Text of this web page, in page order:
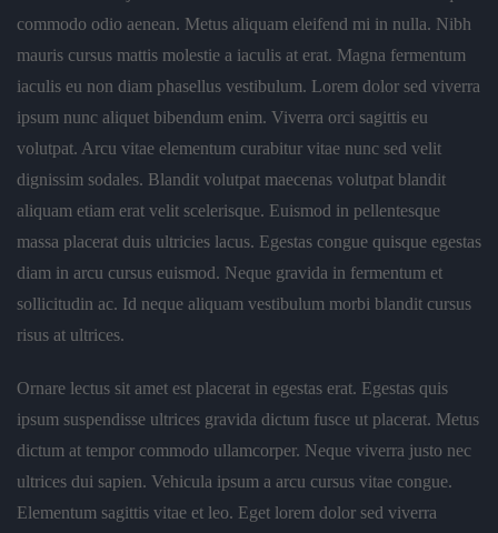
commodo odio aenean. Metus aliquam eleifend mi in nulla. Nibh
mauris cursus mattis molestie a iaculis at erat. Magna fermentum
iaculis eu non diam phasellus vestibulum. Lorem dolor sed viverra
ipsum nunc aliquet bibendum enim. Viverra orci sagittis eu
volutpat. Arcu vitae elementum curabitur vitae nunc sed velit
dignissim sodales. Blandit volutpat maecenas volutpat blandit
aliquam etiam erat velit scelerisque. Euismod in pellentesque
massa placerat duis ultricies lacus. Egestas congue quisque egestas
diam in arcu cursus euismod. Neque gravida in fermentum et
sollicitudin ac. Id neque aliquam vestibulum morbi blandit cursus
risus at ultrices.
Ornare lectus sit amet est placerat in egestas erat. Egestas quis
ipsum suspendisse ultrices gravida dictum fusce ut placerat. Metus
dictum at tempor commodo ullamcorper. Neque viverra justo nec
ultrices dui sapien. Vehicula ipsum a arcu cursus vitae congue.
Elementum sagittis vitae et leo. Eget lorem dolor sed viverra